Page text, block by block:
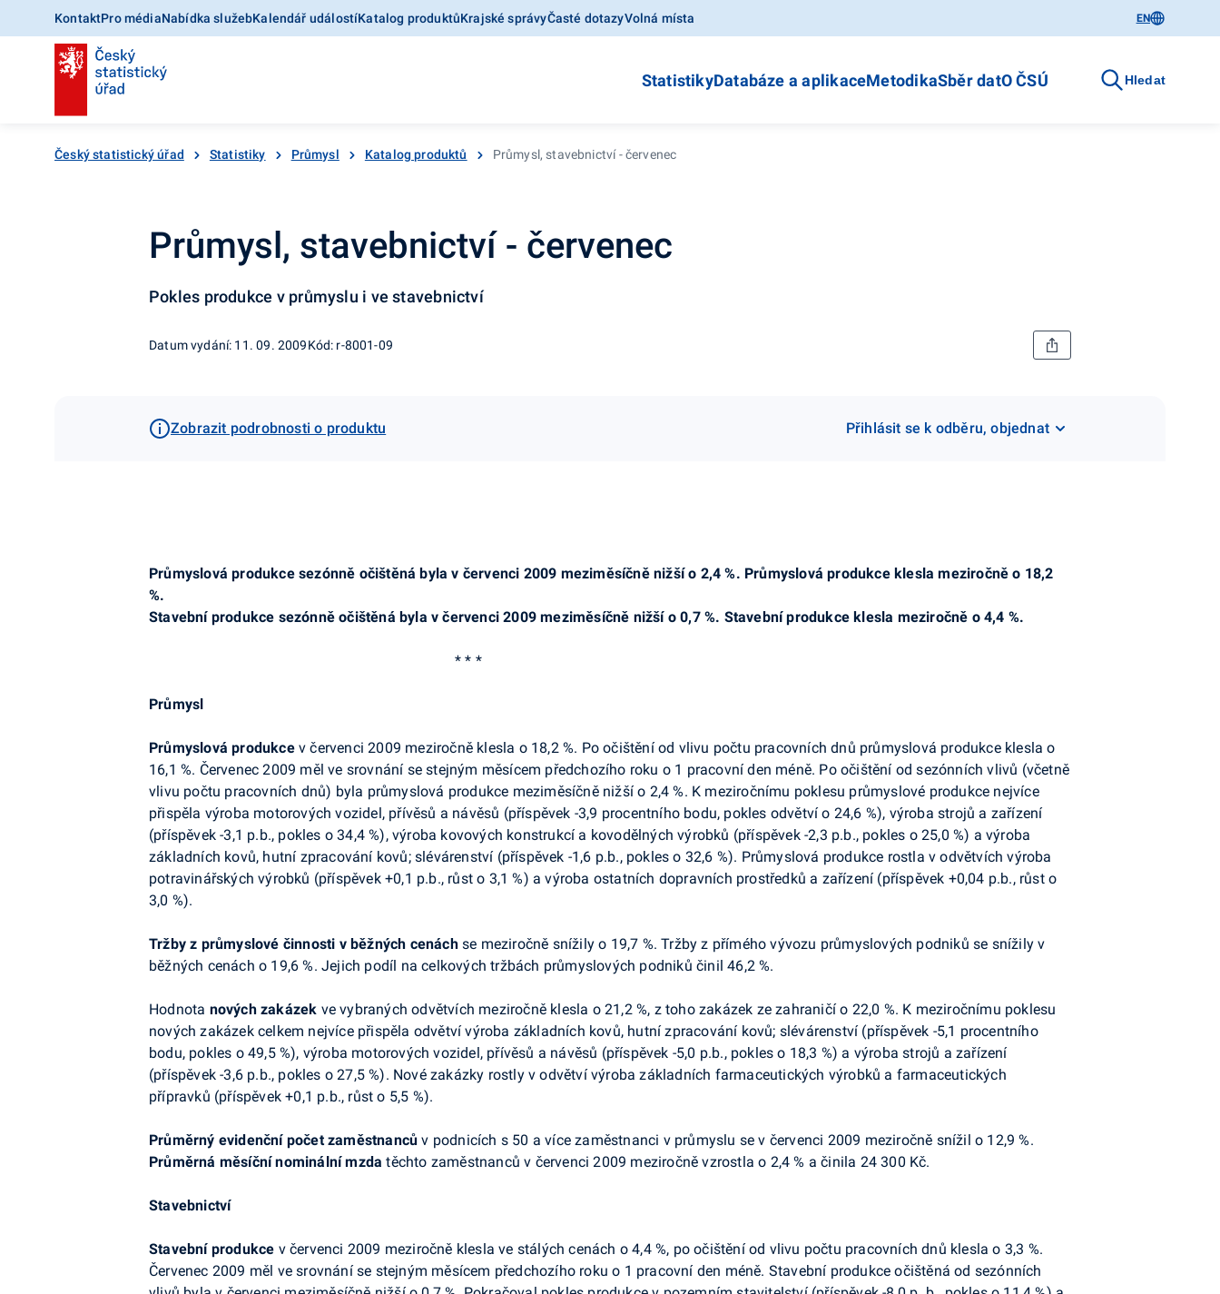
KontaktPro médiaNabídka služebKalendář událostíKatalog produktůKrajské správyČasté dotazyVolná místa EN
StatistikyDatabáze a aplikaceMetodikaSběr datO ČSÚ Hledat
Český statistický úřad Statistiky Průmysl Katalog produktů Průmysl, stavebnictví - červenec
Průmysl, stavebnictví - červenec
Pokles produkce v průmyslu i ve stavebnictví
Datum vydání: 11. 09. 2009Kód: r-8001-09
Zobrazit podrobnosti o produktu Přihlásit se k odběru, objednat
Průmyslová produkce sezónně očištěná byla v červenci 2009 meziměsíčně nižší o 2,4 %. Průmyslová produkce klesla meziročně o 18,2
%.
Stavební produkce sezónně očištěná byla v červenci 2009 meziměsíčně nižší o 0,7 %. Stavební produkce klesla meziročně o 4,4 %.
* * *
Průmysl
Průmyslová produkce v červenci 2009 meziročně klesla o 18,2 %. Po očištění od vlivu počtu pracovních dnů průmyslová produkce klesla o
16,1 %. Červenec 2009 měl ve srovnání se stejným měsícem předchozího roku o 1 pracovní den méně. Po očištění od sezónních vlivů (včetně
vlivu počtu pracovních dnů) byla průmyslová produkce meziměsíčně nižší o 2,4 %. K meziročnímu poklesu průmyslové produkce nejvíce
přispěla výroba motorových vozidel, přívěsů a návěsů (příspěvek -3,9 procentního bodu, pokles odvětví o 24,6 %), výroba strojů a zařízení
(příspěvek -3,1 p.b., pokles o 34,4 %), výroba kovových konstrukcí a kovodělných výrobků (příspěvek -2,3 p.b., pokles o 25,0 %) a výroba
základních kovů, hutní zpracování kovů; slévárenství (příspěvek -1,6 p.b., pokles o 32,6 %). Průmyslová produkce rostla v odvětvích výroba
potravinářských výrobků (příspěvek +0,1 p.b., růst o 3,1 %) a výroba ostatních dopravních prostředků a zařízení (příspěvek +0,04 p.b., růst o
3,0 %).
Tržby z průmyslové činnosti v běžných cenáchse meziročně snížily o 19,7 %. Tržby z přímého vývozu průmyslových podniků se snížily v
běžných cenách o 19,6 %. Jejich podíl na celkových tržbách průmyslových podniků činil 46,2 %.
Hodnota nových zakázek ve vybraných odvětvích meziročně klesla o 21,2 %, z toho zakázek ze zahraničí o 22,0 %. K meziročnímu poklesu
nových zakázek celkem nejvíce přispěla odvětví výroba základních kovů, hutní zpracování kovů; slévárenství (příspěvek -5,1 procentního
bodu, pokles o 49,5 %), výroba motorových vozidel, přívěsů a návěsů (příspěvek -5,0 p.b., pokles o 18,3 %) a výroba strojů a zařízení
(příspěvek -3,6 p.b., pokles o 27,5 %). Nové zakázky rostly v odvětví výroba základních farmaceutických výrobků a farmaceutických
přípravků (příspěvek +0,1 p.b., růst o 5,5 %).
Průměrný evidenční počet zaměstnanců v podnicích s 50 a více zaměstnanci v průmyslu se v červenci 2009 meziročně snížil o 12,9 %.
Průměrná měsíční nominální mzda těchto zaměstnanců v červenci 2009 meziročně vzrostla o 2,4 % a činila 24 300 Kč.
Stavebnictví
Stavební produkce v červenci 2009 meziročně klesla ve stálých cenách o 4,4 %, po očištění od vlivu počtu pracovních dnů klesla o 3,3 %.
Červenec 2009 měl ve srovnání se stejným měsícem předchozího roku o 1 pracovní den méně. Stavební produkce očištěná od sezónních